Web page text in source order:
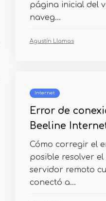
página inicial del
naveg...
Agustín Llamas
Internet
Error de
Beeline
Cómo corregir el
posible resolver
servidor remoto
conectó a...